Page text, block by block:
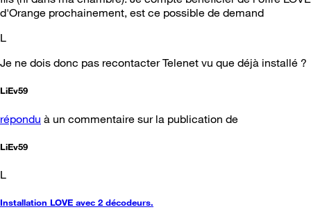
d'Orange prochainement, est ce possible de demand
L
Je ne dois donc pas recontacter Telenet vu que déjà installé ?
LiEv59
répondu à un commentaire sur la publication de
LiEv59
L
Installation LOVE avec 2 décodeurs.